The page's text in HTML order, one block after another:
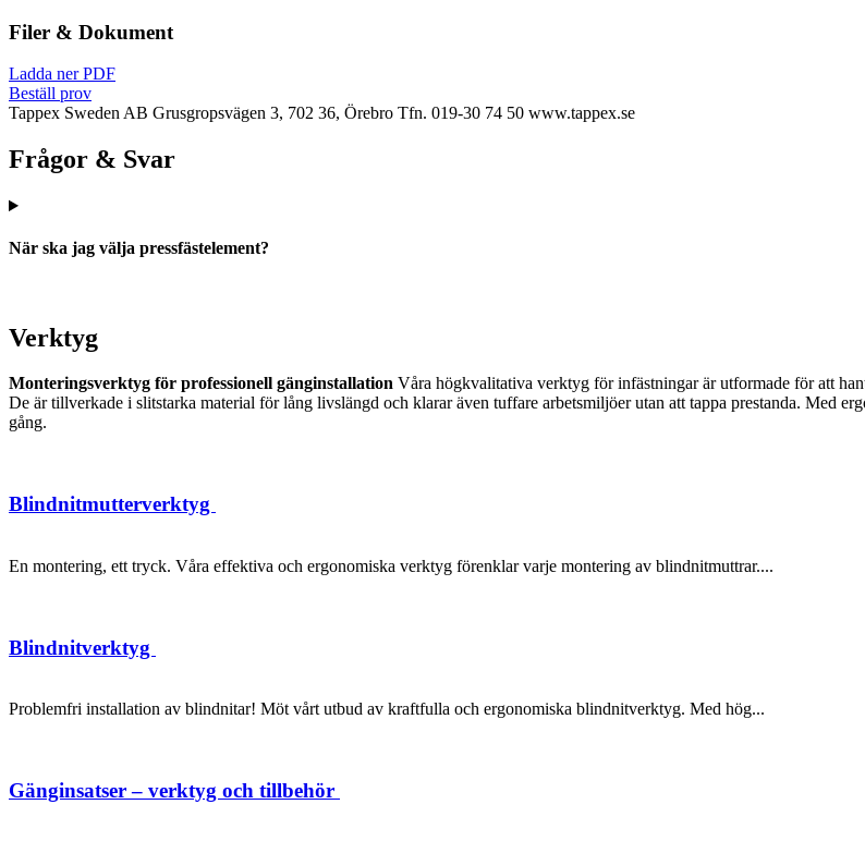
Filer & Dokument
Ladda ner PDF
Beställ prov
Tappex Sweden AB Grusgropsvägen 3, 702 36, Örebro Tfn. 019-30 74 50 www.tappex.se
Frågor & Svar
När ska jag välja pressfästelement?
Verktyg
Monteringsverktyg för professionell gänginstallation Våra högkvalitativa verktyg för infästningar är utformade för att
De är tillverkade i slitstarka material för lång livslängd och klarar även tuffare arbetsmiljöer utan att tappa prestanda. Med
gång.
Blindnitmutterverktyg
En montering, ett tryck. Våra effektiva och ergonomiska verktyg förenklar varje montering av blindnitmuttrar....
Blindnitverktyg
Problemfri installation av blindnitar! Möt vårt utbud av kraftfulla och ergonomiska blindnitverktyg. Med hög...
Gänginsatser – verktyg och tillbehör